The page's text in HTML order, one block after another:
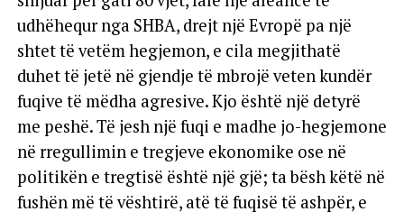
udhëhequr nga SHBA, drejt një Evropë pa një
shtet të vetëm hegjemon, e cila megjithatë
duhet të jetë në gjendje të mbrojë veten kundër
fuqive të mëdha agresive. Kjo është një detyrë
me peshë. Të jesh një fuqi e madhe jo-hegjemone
në rregullimin e tregjeve ekonomike ose në
politikën e tregtisë është një gjë; ta bësh këtë në
fushën më të vështirë, atë të fuqisë të ashpër, e